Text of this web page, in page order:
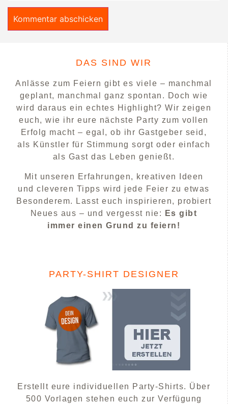
DAS SIND WIR
Anlässe zum Feiern gibt es viele – manchmal
geplant, manchmal ganz spontan. Doch wie
wird daraus ein echtes Highlight? Wir zeigen
euch, wie ihr eure nächste Party zum vollen
Erfolg macht – egal, ob ihr Gastgeber seid,
als Künstler für Stimmung sorgt oder einfach
als Gast das Leben genießt.
Mit unseren Erfahrungen, kreativen Ideen
und cleveren Tipps wird jede Feier zu etwas
Besonderem. Lasst euch inspirieren, probiert
Neues aus – und vergesst nie:
Es gibt
immer einen Grund zu feiern!
PARTY-SHIRT DESIGNER
Erstellt eure individuellen Party-Shirts. Über
500 Vorlagen stehen euch zur Verfügung